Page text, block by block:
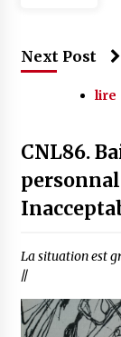
Next Post
lire
CNL86.
La situation est
//